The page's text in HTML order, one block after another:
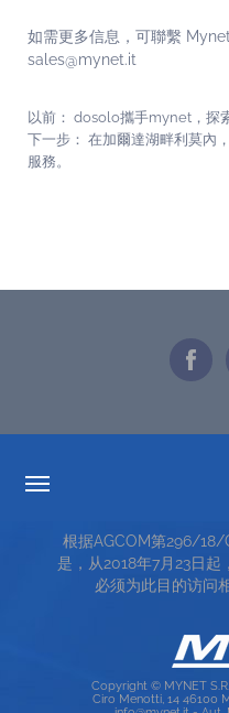
如需更多信息，可聯繫
sales@mynet.it
以前： dosolo攜手mynet，探
下一步： 在加爾達湖畔利莫內
服務。
服务条款
TOP RICERCHE
根据AGCOM第296/18/
是，从2018年7月23日
必须为此目的访问
Copyright © MYNET
Ciro Menotti, 14 46100